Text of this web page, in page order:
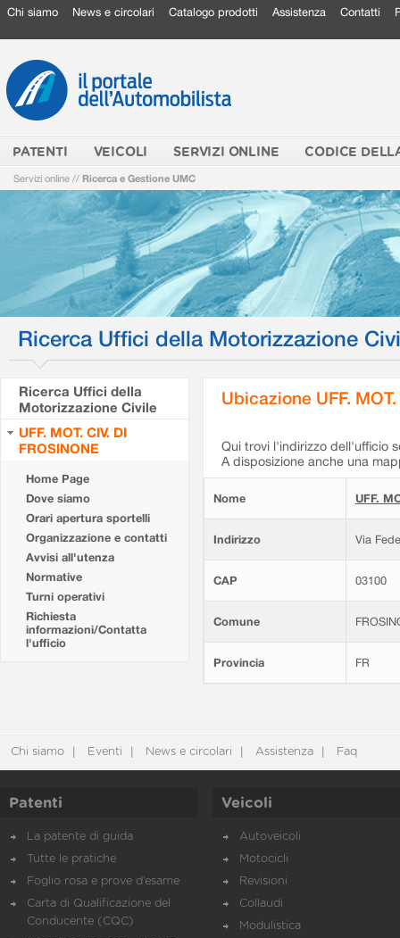
Chi siamo News e circolari Catalogo prodotti Assistenza Contatti
PATENTI VEICOLI SERVIZI ONLINE CODICE
Servizi online // Ricerca e Gestione UMC
Ricerca Uffici della Motorizzazione
Ricerca Uffici della
Motorizzazione Civile
UFF. MOT. CIV. DI
FROSINONE
Home Page
Dove siamo
Orari apertura sportelli
Organizzazione e contatti
Avvisi all'utenza
Normative
Turni operativi
Richiesta
informazioni/Contatta
l'ufficio
Ubicazione UFF.
Qui trovi l'indirizzo dell'ufficio
A disposizione anche una
Nome UFF.
Indirizzo Via
CAP 03100
Comune
Provincia FR
Chi siamo Eventi News e circolari Assistenza Faq
Patenti
La patente di guida
Tutte le pratiche
Foglio rosa e prove d’esame
Carta di Qualificazione del
Conducente (CQC)
Veicoli
Autoveicoli
Motocicli
Revisioni
Collaudi
Modulistica